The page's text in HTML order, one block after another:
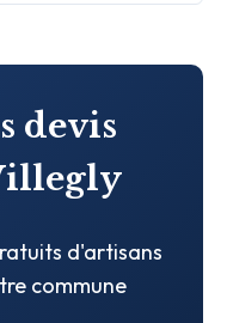
devis
d'artisans
commune